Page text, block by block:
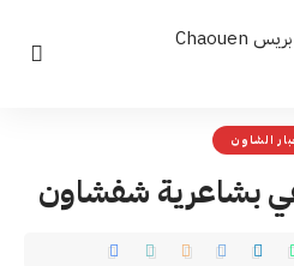
الشاون
بشاعرية شفشاون